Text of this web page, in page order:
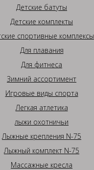
Детские батуты
Детские комплекты
спортивные комплексы
Для плавания
Для фитнеса
Зимний ассортимент
Игровые виды спорта
Легкая атлетика
лыжи охотничьи
Лыжные крепления N-75
Лыжный комплект N-75
Массажные кресла